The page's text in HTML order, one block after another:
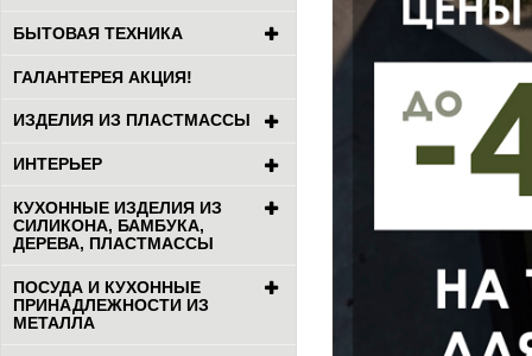
БЫТОВАЯ ТЕХНИКА
ГАЛАНТЕРЕЯ АКЦИЯ!
ИЗДЕЛИЯ ИЗ ПЛАСТМАССЫ
ИНТЕРЬЕР
КУХОННЫЕ ИЗДЕЛИЯ ИЗ
СИЛИКОНА, БАМБУКА,
ДЕРЕВА, ПЛАСТМАССЫ
ПОСУДА И КУХОННЫЕ
ПРИНАДЛЕЖНОСТИ ИЗ
МЕТАЛЛА